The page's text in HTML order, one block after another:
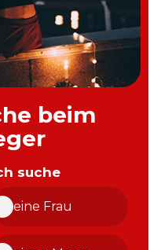
beim
suche
eine Frau